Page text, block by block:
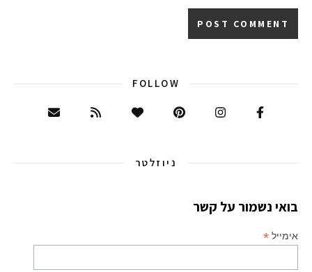
FOLLOW
ניוזלטר
בואי נשמור על קשר
אימייל *